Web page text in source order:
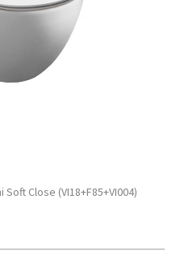
Close (VI18+F85+VI004)